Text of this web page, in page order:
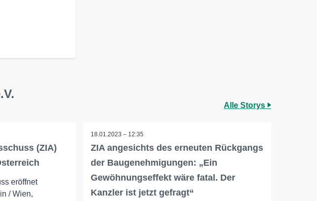
Alle Storys
(ZIA)
eröffnet
/ Wien,
18.01.2023 – 12:35
ZIA angesichts des erneuten Rückgangs
der Baugenehmigungen: „Ein
Gewöhnungseffekt wäre fatal. Der
Kanzler ist jetzt gefragt“